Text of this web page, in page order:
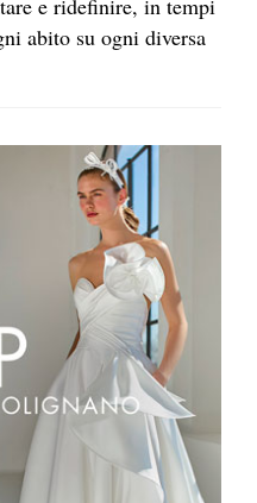
abito su ogni diversa